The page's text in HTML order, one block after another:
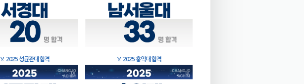
🏅 2025 성균관대 합격 🏅 2025 홍익대 합격